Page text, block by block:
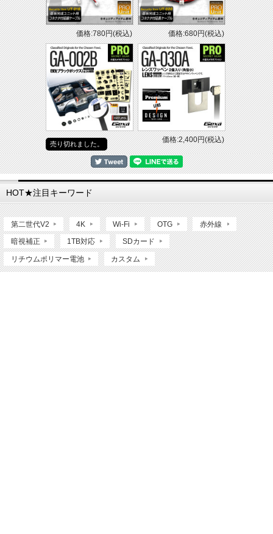
価格:780円(税込) 価格:680円(税込)
売り切れました。 価格:2,400円(税込)
HOT★注目キーワード
第二世代V2 4K Wi-Fi OTG 赤外線
暗視補正 1TB対応 SDカード
リチウムポリマー電池 カスタム